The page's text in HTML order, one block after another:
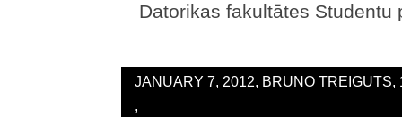
Datorikas fakultātes Studentu
JANUARY 7, 2012, BRUNO
,